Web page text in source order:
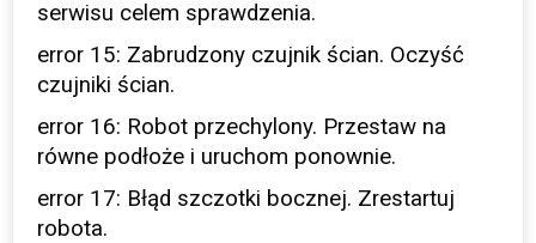
serwisu celem sprawdzenia.
error 15: Zabrudzony czujnik ścian. Oczyść
czujniki ścian.
error 16: Robot przechylony. Przestaw na
równe podłoże i uruchom ponownie.
error 17: Błąd szczotki bocznej. Zrestartuj
robota.